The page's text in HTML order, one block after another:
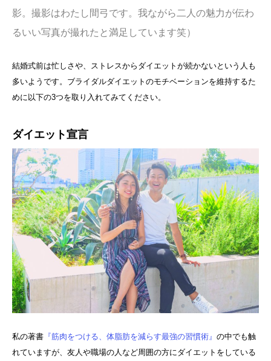
影。撮影はわたし間弓です。我ながら二人の魅力が伝わ
るいい写真が撮れたと満足しています笑）
結婚式前は忙しさや、ストレスからダイエットが続かないという人も
多いようです。ブライダルダイエットのモチベーションを維持するた
めに以下の3つを取り入れてみてください。
ダイエット宣言
私の著書 『筋肉をつける、体脂肪を減らす最強の習慣術』 の中でも触
れていますが、友人や職場の人など周囲の方にダイエットをしている